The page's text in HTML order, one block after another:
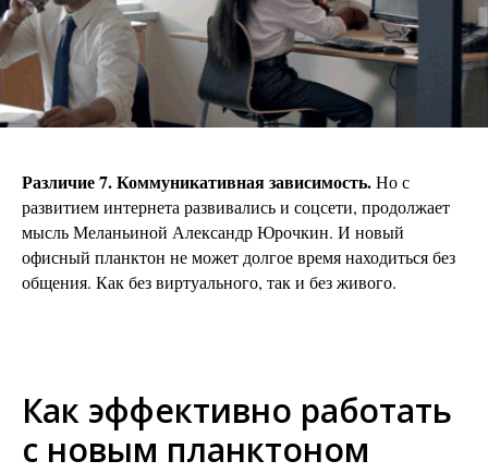
Различие 7. Коммуникативная зависимость.Но с
развитием интернета развивались и соцсети, продолжает
мысль Меланьиной Александр Юрочкин. И новый
офисный планктон не может долгое время находиться без
общения. Как без виртуального, так и без живого.
Как эффективно работать
с новым планктоном